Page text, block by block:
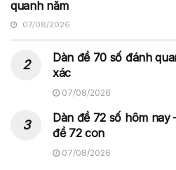
quanh năm
07/08/2026
Dàn đề 70 số đánh
xác
07/08/2026
Dàn đề 72 số hôm nay
đề 72 con
07/08/2026